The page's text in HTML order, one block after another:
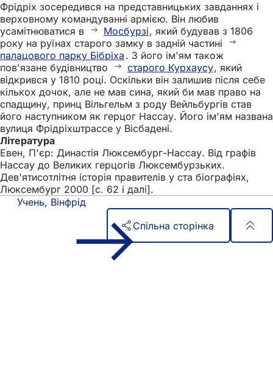
Фрідріх зосередився на представницьких завданнях і
верховному командуванні армією. Він любив
усамітнюватися в
Мосбурзі, який будував з 1806
року на руїнах старого замку в задній частині
палацового парку Бібріха . З його ім'ям також
пов'язане будівництво
старого Курхаусу, який
відкрився у 1810 році. Оскільки він залишив після себе
кількох дочок, але не мав сина, який би мав право на
спадщину, принц Вільгельм з роду Вейльбургів став
його наступником як герцог Нассау. Його ім'ям названа
вулиця Фрідріхштрассе у Вісбадені.
Література
Евен, П'єр: Династія Люксембург-Нассау. Від графів
Нассау до Великих герцогів Люксембурзьких.
Дев'ятисотлітня історія правителів у ста біографіях,
Люксембург 2000 [с. 62 і далі].
Учень, Вінфрід
Спільна сторінка